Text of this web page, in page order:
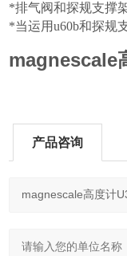
*排气阀和探规支撑
*当运用u60b和探规
magnescale
产品咨询